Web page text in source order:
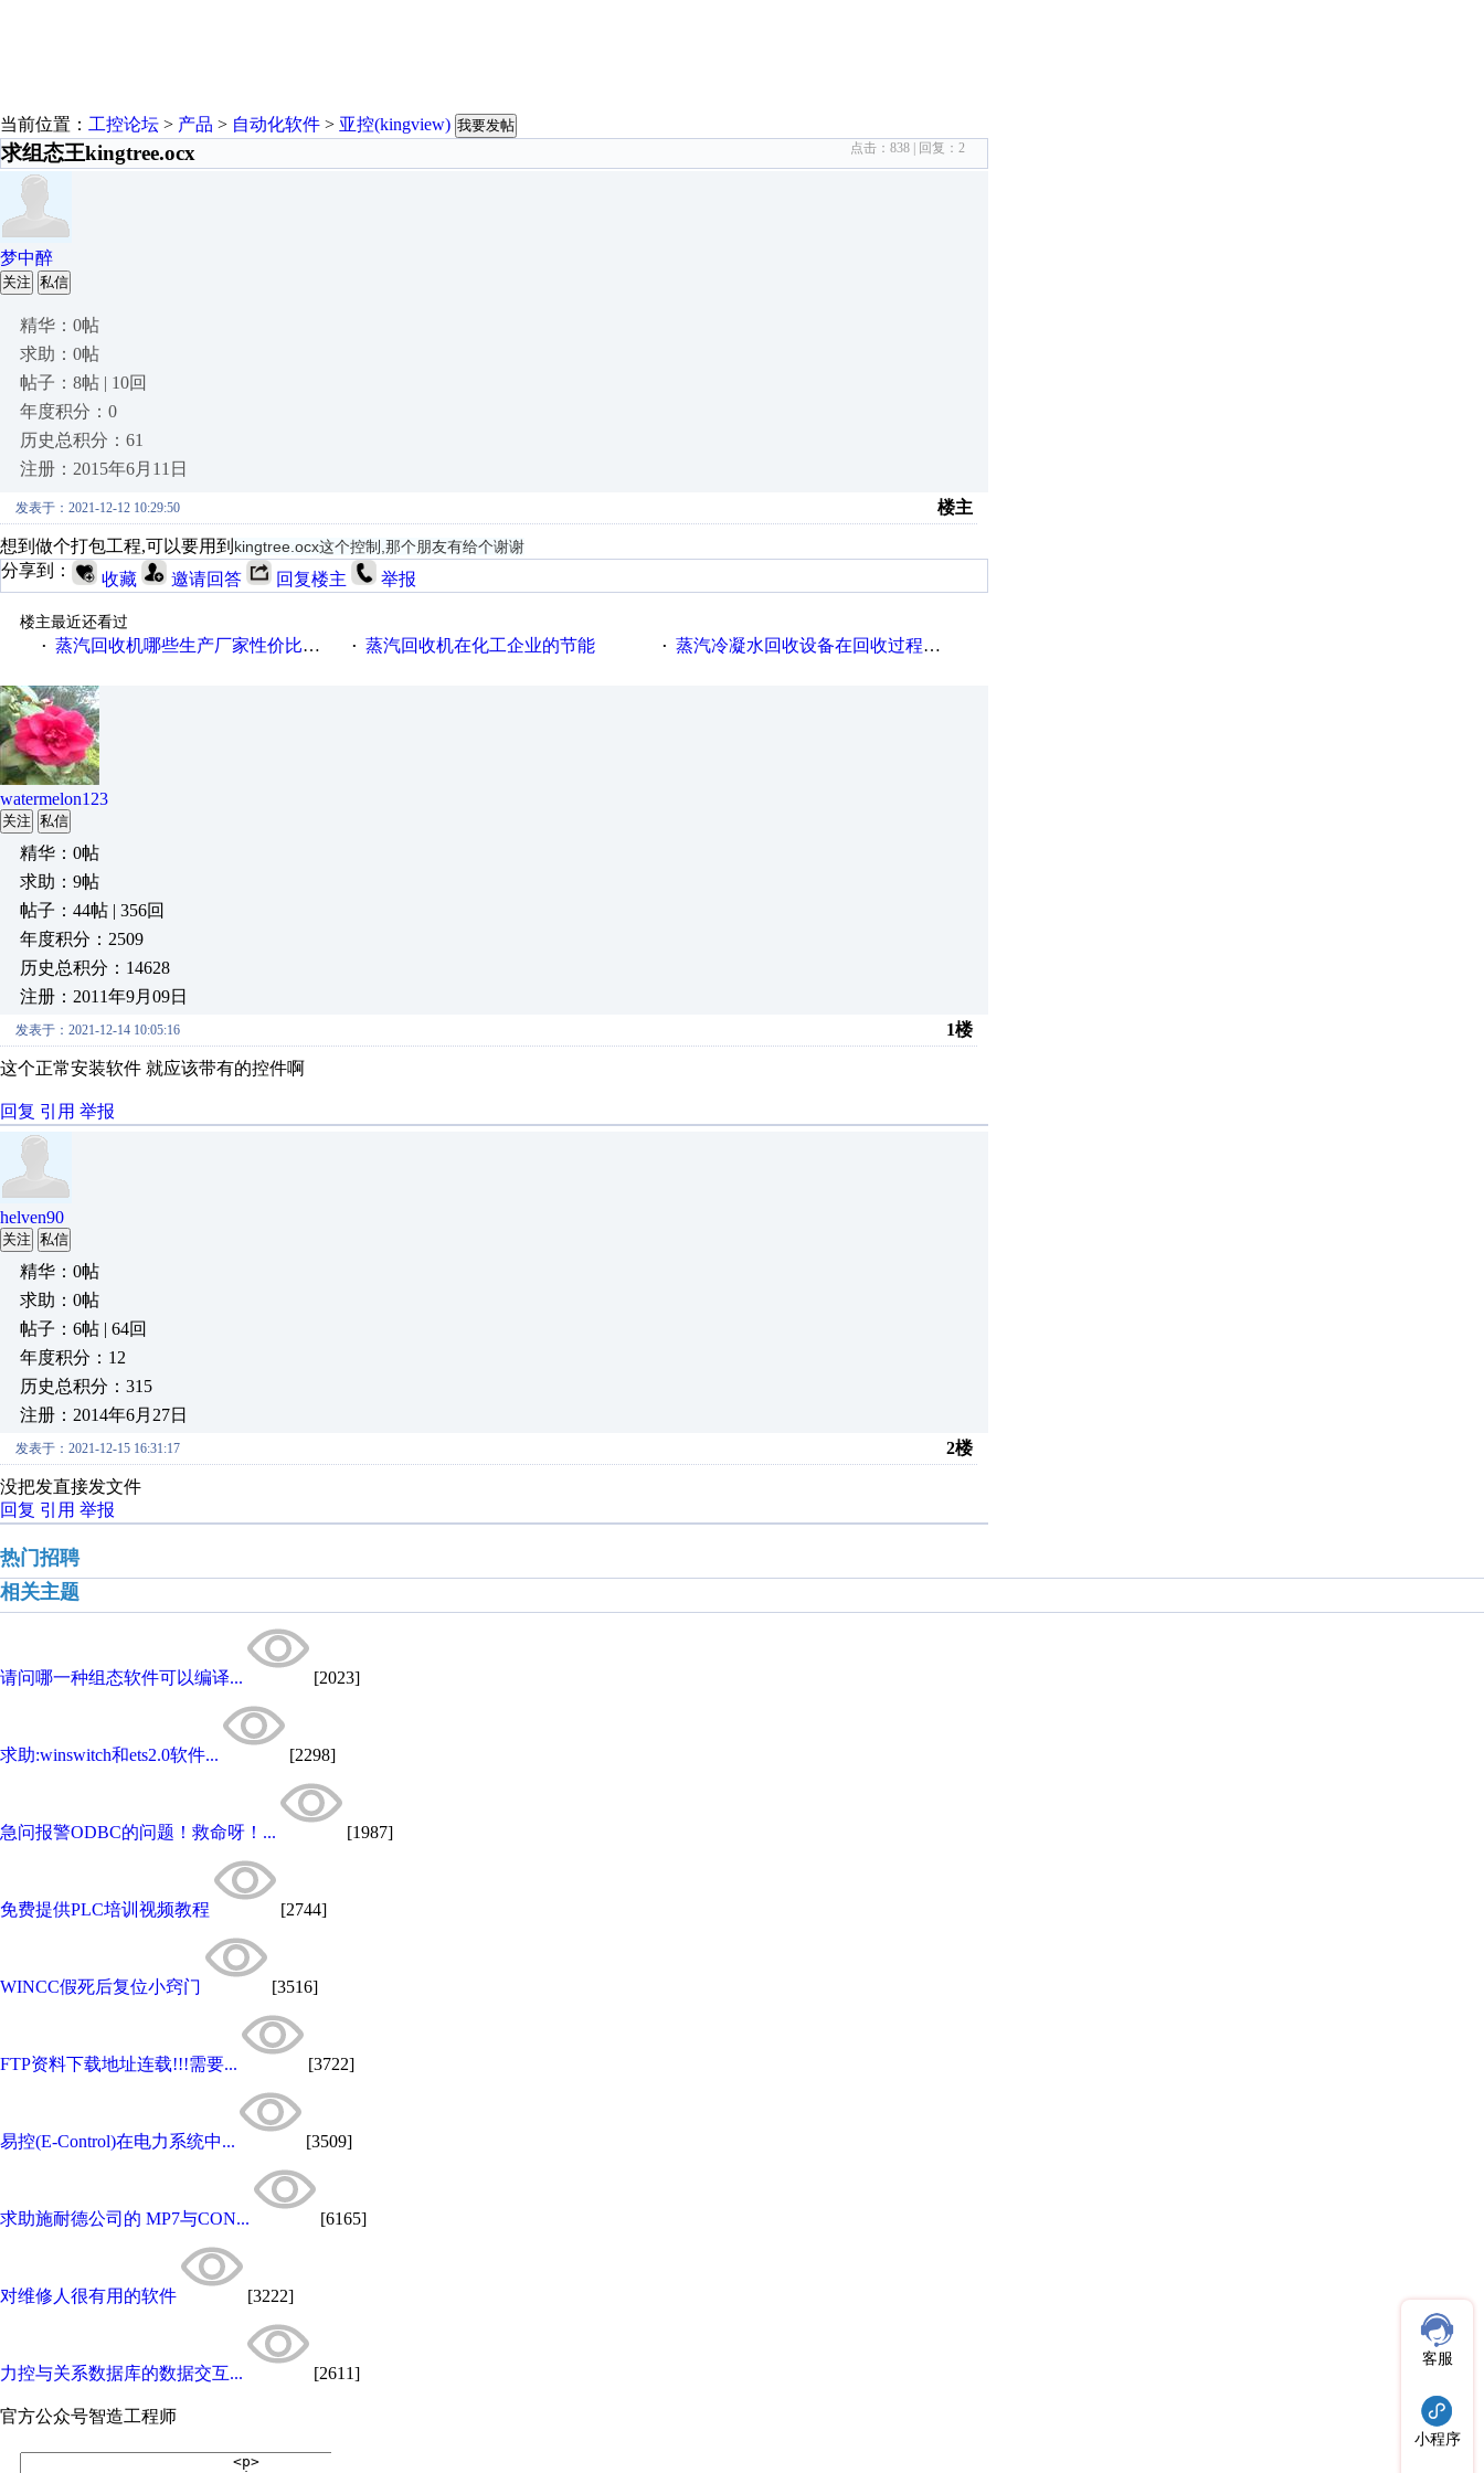
当前位置： 工控论坛 > 产品 > 自动化软件 > 亚控(kingview) 我要发帖
求组态王kingtree.ocx 点击： 838 | 回复： 2
梦中醉
关注 私信
精华：0帖
求助：0帖
帖子：8帖 | 10回
年度积分：0
历史总积分：61
注册：2015年6月11日
发表于：2021-12-12 10:29:50 楼主
想到做个打包工程,可以要用到 kingtree.ocx这个控制,那个朋友有给个谢谢
分享到： 收藏 邀请回答 回复楼主 举报
楼主最近还看过
· 蒸汽回收机哪些生产厂家性价比高一些 · 蒸汽回收机在化工企业的节能 · 蒸汽冷凝水回收设备在回收过程中的运行要点
watermelon123
关注 私信
精华：0帖
求助：9帖
帖子：44帖 | 356回
年度积分：2509
历史总积分：14628
注册：2011年9月09日
发表于：2021-12-14 10:05:16 1楼
这个正常安装软件 就应该带有的控件啊
回复 引用 举报
helven90
关注 私信
精华：0帖
求助：0帖
帖子：6帖 | 64回
年度积分：12
历史总积分：315
注册：2014年6月27日
发表于：2021-12-15 16:31:17 2楼
没把发直接发文件
回复 引用 举报
热门招聘
相关主题
请问哪一种组态软件可以编译... [2023]
求助:winswitch和ets2.0软件... [2298]
急问报警ODBC的问题！救命呀！... [1987]
免费提供PLC培训视频教程 [2744]
WINCC假死后复位小窍门 [3516]
FTP资料下载地址连载!!!需要... [3722]
易控(E-Control)在电力系统中... [3509]
求助施耐德公司的 MP7与CON... [6165]
对维修人很有用的软件 [3222]
力控与关系数据库的数据交互... [2611]
官方公众号智造工程师
客服
小程序